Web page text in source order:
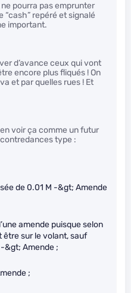
pourra pas emprunter
“cash” repéré et signalé
important.
d’avance ceux qui vont
encore plus fliqués ! On
et par quelles rues ! Et
voir ça comme un futur
type :
de 0.01 M -&gt; Amende
amende puisque selon
être sur le volant, sauf
&gt; Amende ;
;